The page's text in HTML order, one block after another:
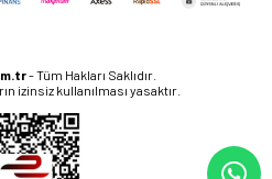
- Tüm Hakları Saklıdır.
izinsiz kullanılması yasaktır.